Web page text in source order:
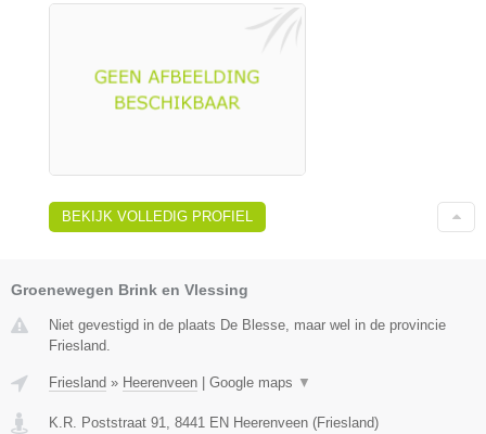
BEKIJK VOLLEDIG PROFIEL
Groenewegen Brink en Vlessing
Niet gevestigd in de plaats De Blesse, maar wel in de provincie
Friesland.
Friesland » Heerenveen Google maps ▼
K.R. Poststraat 91 8441 EN Heerenveen (Friesland)